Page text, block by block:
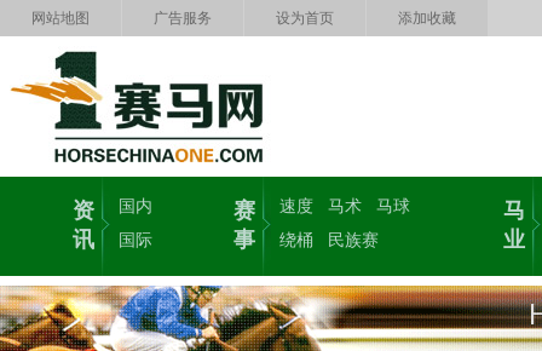
网站地图 广告服务 设为首页 添加收藏
资
讯
国内
国际
赛
事
速度 马术
马球
绕桶
民族赛
马
业